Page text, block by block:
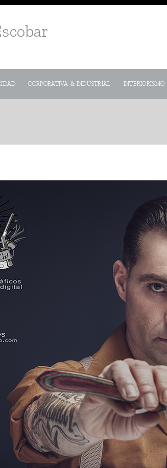
CORPORATIVA & INDUSTRIAL INTERIORISMO